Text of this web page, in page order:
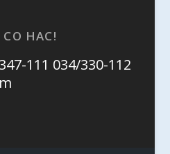
СО НАС!
111 034/330-112